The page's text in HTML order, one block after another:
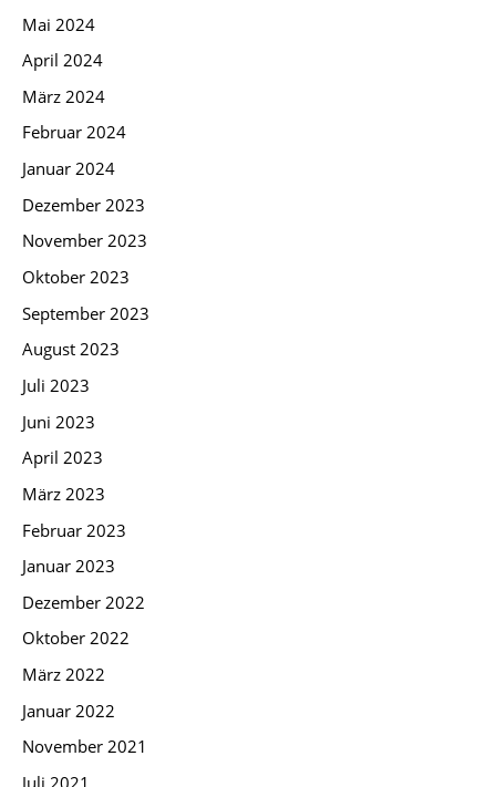
Mai 2024
April 2024
März 2024
Februar 2024
Januar 2024
Dezember 2023
November 2023
Oktober 2023
September 2023
August 2023
Juli 2023
Juni 2023
April 2023
März 2023
Februar 2023
Januar 2023
Dezember 2022
Oktober 2022
März 2022
Januar 2022
November 2021
Juli 2021